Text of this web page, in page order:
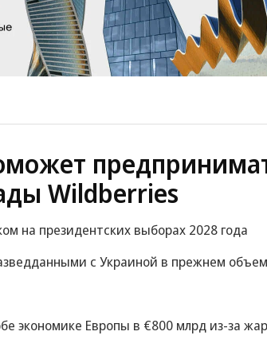
Wildberries
на президентских выборах 2028 года
с Украиной в прежнем
экономике Европы в €800 млрд из-за